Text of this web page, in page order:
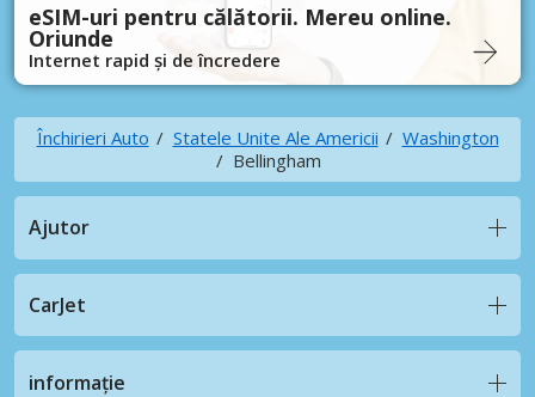
eSIM-uri pentru călătorii. Mereu online.
Oriunde
Internet rapid și de încredere
Închirieri Auto Statele Unite Ale Americii
Washington
Bellingham
Ajutor
CarJet
informație